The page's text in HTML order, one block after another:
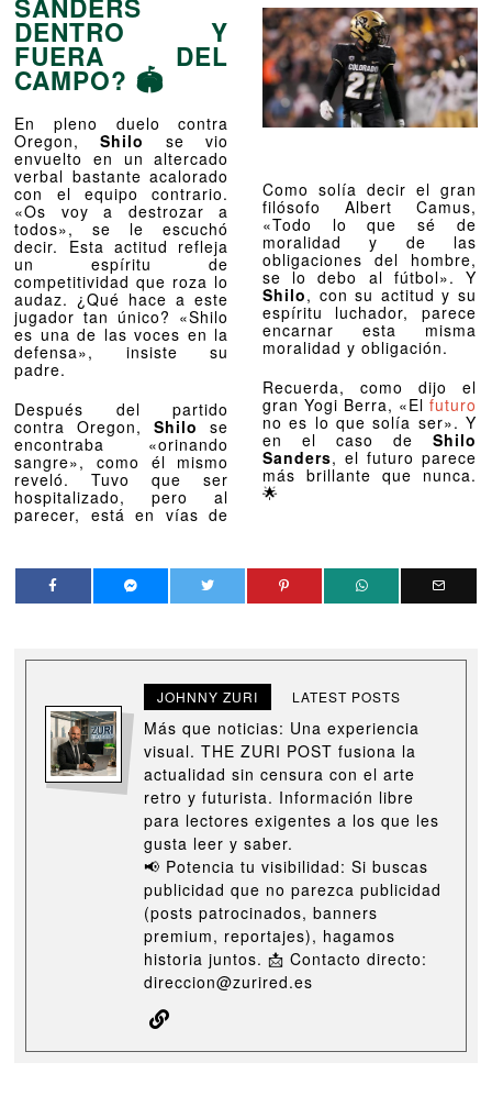
DENTRO Y
FUERA DEL
CAMPO? 🏟️
En pleno duelo contra
Oregon,Shilo
se vio
envuelto en un altercado
verbal bastante acalorado
con el equipo contrario.
«Os voy a destrozar a
todos», se le escuchó
decir. Esta actitud refleja
un espíritu de
competitividad que roza lo
audaz. ¿Qué hace a este
jugador tan único? «Shilo
es una de las voces en la
defensa», insiste su
padre.
Después del partido
contra Oregon,Shilo
se
encontraba «orinando
sangre», como él mismo
reveló. Tuvo que ser
hospitalizado, pero al
parecer, está en vías de
Como solía decir el gran
filósofo Albert Camus,
«Todo lo que sé de
moralidad y de las
obligaciones del hombre,
se lo debo al fútbol». Y
Shilo, con su actitud y su
espíritu luchador, parece
encarnar esta misma
moralidad y obligación.
Recuerda, como dijo el
gran Yogi Berra, «El futuro
no es lo que solía ser». Y
en el caso de Shilo
Sanders, el futuro parece
más brillante que nunca.
🌟
JOHNNY ZURI LATEST POSTS
Más que noticias: Una experiencia
visual. THE ZURI POST fusiona la
actualidad sin censura con el arte
retro y futurista. Información libre
para lectores exigentes a los que les
gusta leer y saber.
📢 Potencia tu visibilidad: Si buscas
publicidad que no parezca publicidad
(posts patrocinados, banners
premium, reportajes), hagamos
historia juntos. 📩 Contacto directo:
direccion@zurired.es